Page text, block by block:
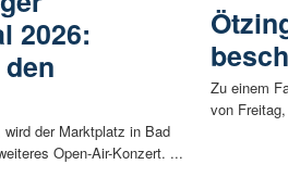
2026:
der Marktplatz in Bad
Open-Air-Konzert. ...
Zu einem
von